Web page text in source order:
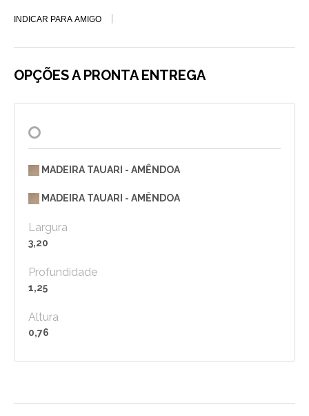
INDICAR PARA AMIGO
OPÇÕES A PRONTA ENTREGA
Largura
3,20
Profundidade
1,25
Altura
0,76
MADEIRA TAUARI - AMÊNDOA
MADEIRA TAUARI - AMÊNDOA